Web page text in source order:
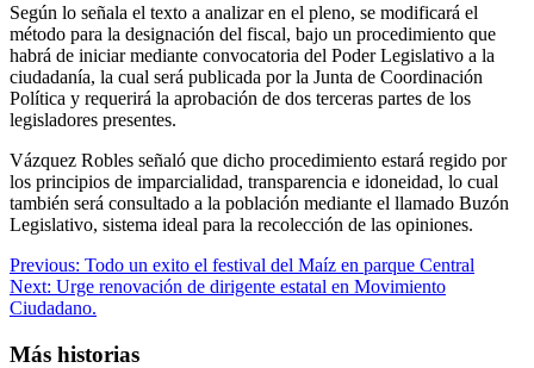
Según lo señala el texto a analizar en el pleno, se modificará el
método para la designación del fiscal, bajo un procedimiento que
habrá de iniciar mediante convocatoria del Poder Legislativo a la
ciudadanía, la cual será publicada por la Junta de Coordinación
Política y requerirá la aprobación de dos terceras partes de los
legisladores presentes.
Vázquez Robles señaló que dicho procedimiento estará regido por
los principios de imparcialidad, transparencia e idoneidad, lo cual
también será consultado a la población mediante el llamado Buzón
Legislativo, sistema ideal para la recolección de las opiniones.
Navegación
de
Previous: Todo un exito el festival del Maíz en parque Central
Next: Urge renovación de dirigente estatal en Movimiento
Ciudadano.
Más historias